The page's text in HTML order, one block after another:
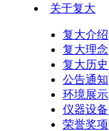
关于复大
复大介绍
复大理念
复大历史
公告通知
环境展示
仪器设备
荣誉奖项